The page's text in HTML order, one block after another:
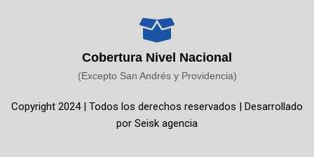
o
o
-
t
a
g
r
m
b
e
k
Cobertura Nivel Nacional
(Excepto San Andrés y Providencia)
Copyright 2024 | Todos los derechos reservados | Desarrollado
por Seisk agencia